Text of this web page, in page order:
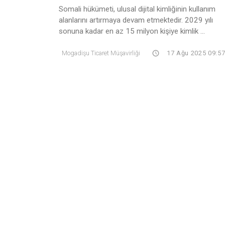
Somali hükümeti, ulusal dijital kimliğinin kullanım
alanlarını artırmaya devam etmektedir. 2029 yılı
sonuna kadar en az 15 milyon kişiye kimlik ...
Mogadişu Ticaret Müşavirliği 17 Ağu 2025 09:57